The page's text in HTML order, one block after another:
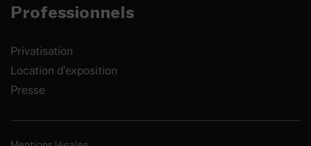
Professionnels
Privatisation
Location d’exposition
Presse